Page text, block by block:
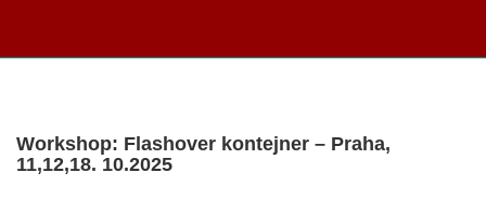
Workshop: Flashover kontejner – Praha,
11,12,18. 10.2025